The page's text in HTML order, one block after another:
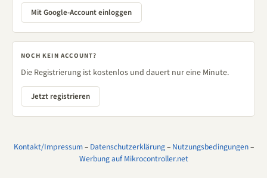
Mit Google-Account einloggen
NOCH KEIN ACCOUNT?
Die Registrierung ist kostenlos und dauert nur eine Minute.
Jetzt registrieren
Kontakt/Impressum– Datenschutzerklärung– Nutzungsbedingungen–
Werbung auf Mikrocontroller.net